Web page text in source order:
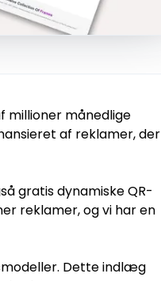
millioner månedlige
af reklamer, der
gratis dynamiske QR-
reklamer, og vi har en
Dette indlæg